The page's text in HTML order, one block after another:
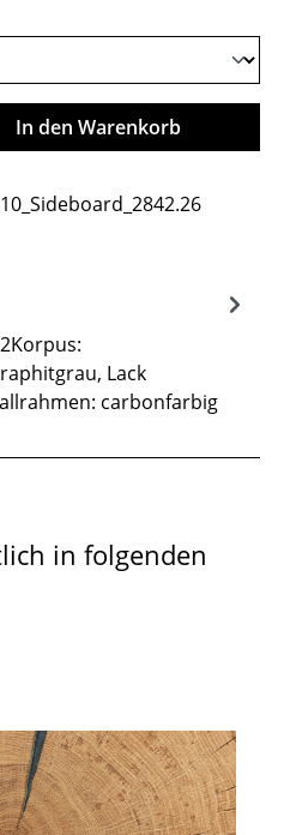
den gewünschten
In den Warenkorb
Lack
carbonfarbig
in folgenden